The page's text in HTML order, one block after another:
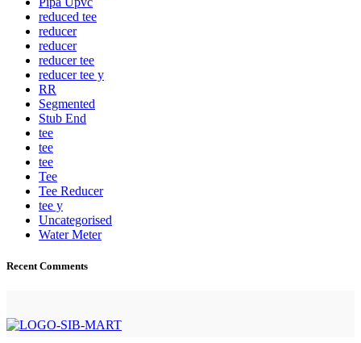
reduced tee
reducer
reducer
reducer tee
reducer tee y
RR
Segmented
Stub End
tee
tee
tee
Tee
Tee Reducer
tee y
Uncategorised
Water Meter
Recent Comments